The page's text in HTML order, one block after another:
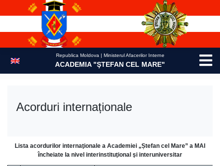
Republica Moldova | Ministerul Afacerilor Interne
ACADEMIA "ŞTEFAN CEL MARE"
Acorduri internaționale
Lista acordurilor internaţionale a Academiei „Ștefan cel Mare” a MAI
încheiate la nivel interinstituţional şi interuniversitar